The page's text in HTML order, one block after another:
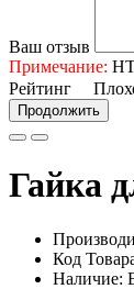
Ваш отзыв
Примечание:
Рейтинг
Продолжить
Гайка
Код
Наличие: